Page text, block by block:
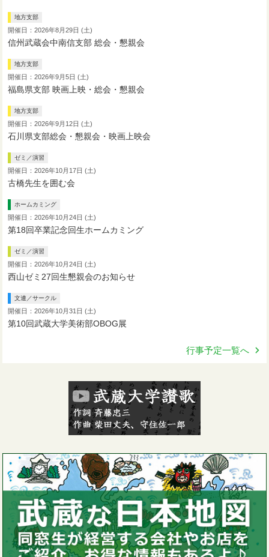
地方支部
開催日：2026年8月29日 (土)
信州武蔵会中南信支部 総会・懇親会
地方支部
開催日：2026年9月5日 (土)
福島県支部 映画上映・総会・懇親会
地方支部
開催日：2026年9月12日 (土)
石川県支部総会・懇親会・映画上映会
ゼミ／演習
開催日：2026年10月17日 (土)
古橋先生を囲む会
ホームカミング
開催日：2026年10月24日 (土)
第18回卒業記念回生ホームカミング
ゼミ／演習
開催日：2026年10月24日 (土)
西山ゼミ27回生懇親会のお知らせ
文連／サークル
開催日：2026年10月31日 (土)
第10回武蔵大学美術部OBOG展
行事予定一覧へ